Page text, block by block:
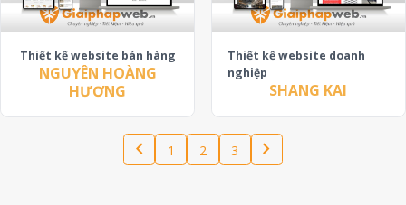
Thiết kế website bán hàng
NGUYÊN HOÀNG
HƯƠNG
Thiết kế website doanh
nghiệp
SHANG KAI
chevron_left 1 2 3 chevron_right